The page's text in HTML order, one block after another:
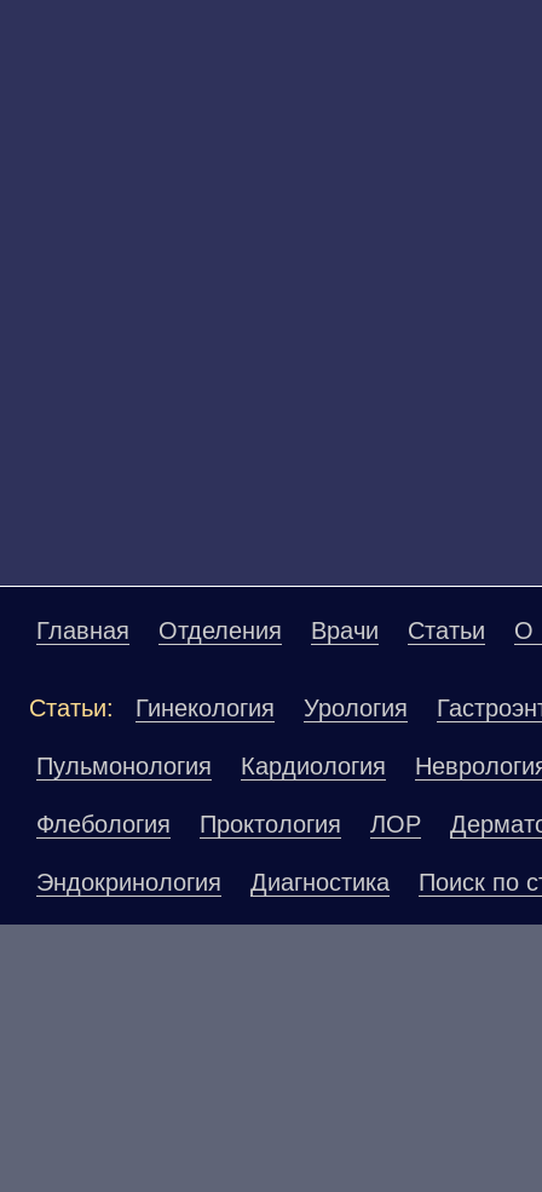
Главная Отделения Врачи Статьи О
Статьи: Гинекология Урология
Пульмонология Кардиология
Флебология Проктология ЛОР
Эндокринология Диагностика Поиск по